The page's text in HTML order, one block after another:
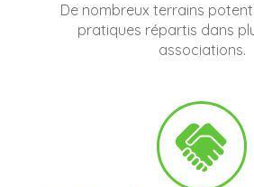
De nombreux terrains
pratiques répartis dans
associations.